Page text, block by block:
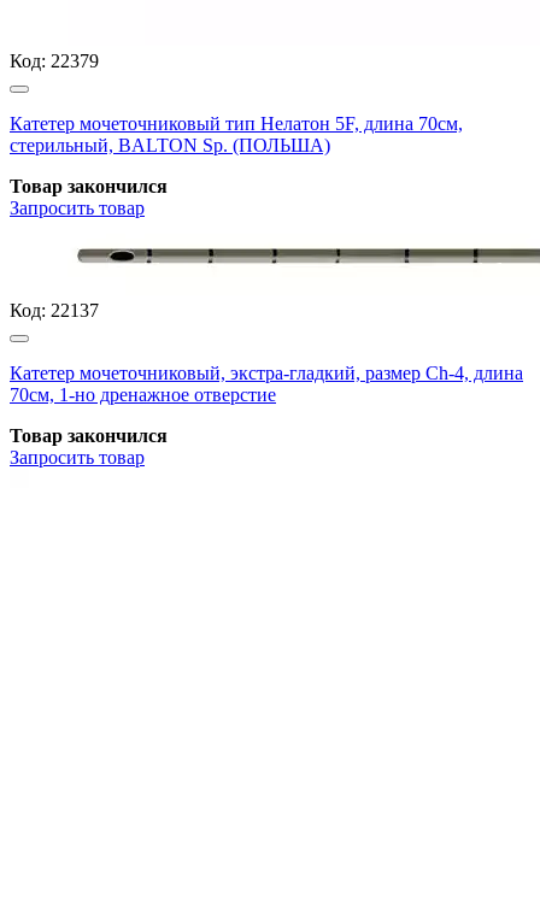
Код: 22379
Катетер мочеточниковый тип Нелатон 5F, длина 70см,
стерильный, BALTON Sp. (ПОЛЬША)
Товар закончился
Запросить товар
Код: 22137
Катетер мочеточниковый, экстра-гладкий, размер Ch-4, длина
70см, 1-но дренажное отверстие
Товар закончился
Запросить товар